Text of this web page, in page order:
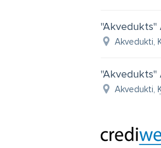
"Akvedukts"
Akvedukti,
"Akvedukts"
Akvedukti,